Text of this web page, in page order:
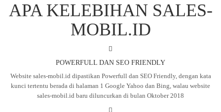
APA KELEBIHAN SALES-
MOBIL.ID
POWERFULL DAN SEO FRIENDLY
Website sales-mobil.id dipastikan Powerfull dan SEO Friendly, dengan kata
kunci tertentu berada di halaman 1 Google Yahoo dan Bing, walau website
sales-mobil.id baru diluncurkan di bulan Oktober 2018